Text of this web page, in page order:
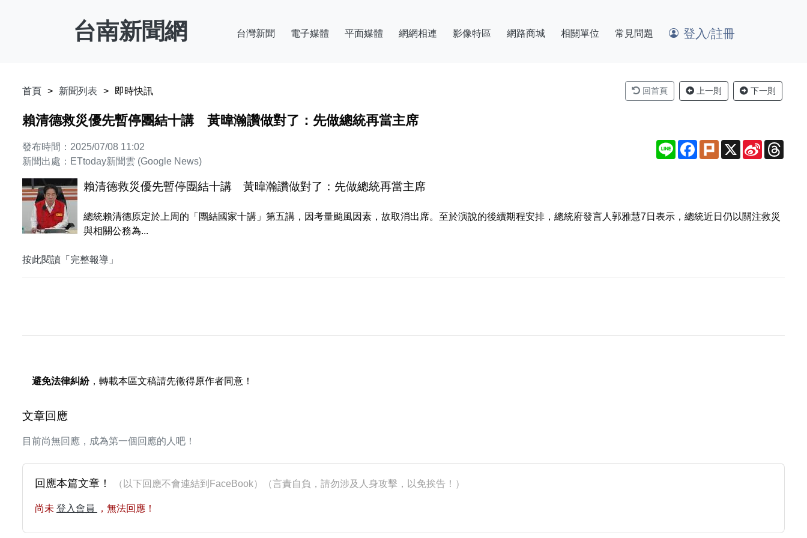
台南新聞網 台灣新聞 電子媒體 平面媒體 網網相連 影像特區 網路商城 相關單位 常見問題 登入/註冊
首頁 新聞列表 即時快訊 回首頁 上一則 下一則
賴清德救災優先暫停團結十講 黃暐瀚讚做對了：先做總統再當主席
發布時間：2025/07/08 11:02
新聞出處：ETtoday新聞雲 (Google News)
Line Facebook
Plurk X
Sina
Weibo
賴清德救災優先暫停團結十講 黃暐瀚讚做對了：先做總統再當主席
總統賴清德原定於上周的「團結國家十講」第五講，因考量颱風因素，故取消出席。至於演說的後續期程安排，總統府發言人郭雅慧7日表示，總統近日仍以關注救災
與相關公務為...
按此閱讀「完整報導」
避免法律糾紛，轉載本區文稿請先徵得原作者同意！
文章回應
目前尚無回應，成為第一個回應的人吧！
回應本篇文章！ （以下回應不會連結到FaceBook）（言責自負，請勿涉及人身攻擊，以免挨告！）
尚未 登入會員 ，無法回應！